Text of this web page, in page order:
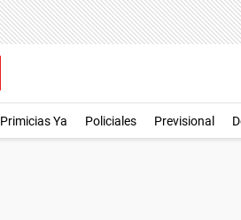
Primicias Ya Policiales Previsional